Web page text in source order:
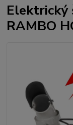
Elektrický
RAMBO